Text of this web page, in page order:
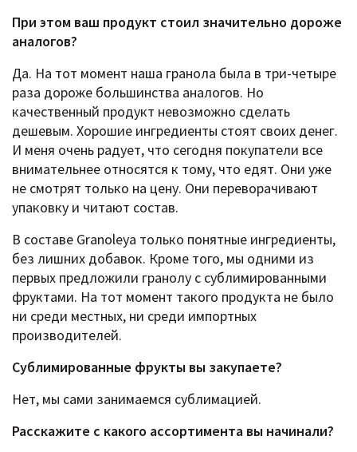
При этом ваш продукт стоил значительно дороже
аналогов?
Да. На тот момент наша гранола была в три-четыре
раза дороже большинства аналогов. Но
качественный продукт невозможно сделать
дешевым. Хорошие ингредиенты стоят своих денег.
И меня очень радует, что сегодня покупатели все
внимательнее относятся к тому, что едят. Они уже
не смотрят только на цену. Они переворачивают
упаковку и читают состав.
В составе Granoleya только понятные ингредиенты,
без лишних добавок. Кроме того, мы одними из
первых предложили гранолу с сублимированными
фруктами. На тот момент такого продукта не было
ни среди местных, ни среди импортных
производителей.
Сублимированные фрукты вы закупаете?
Нет, мы сами занимаемся сублимацией.
Расскажите c какого ассортимента вы начинали?